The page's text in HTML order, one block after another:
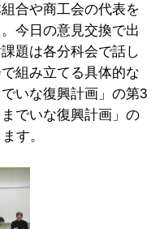
合や商工会の代表を
今日の意見交換で出
題は各分科会で話し
組み立てる具体的な
いな復興計画」の第3
でいな復興計画」の
す。